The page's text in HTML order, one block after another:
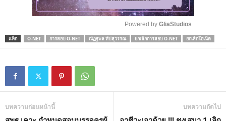
M
Powered by GliaStudios
แท็ก O-NET การสอบ O-NET ณัฏฐพล ทีปสุวรรณ ยกเลิกการสอบ O-NET ยกเลิกโอเน็ต
บทความก่อนหน้านี้ บทความถัดไป